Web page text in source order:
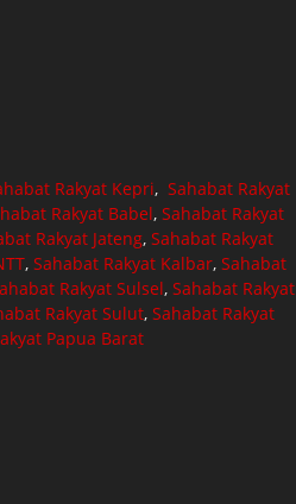
Rakyat Kepri, Sahabat Rakyat
Rakyat Babel,Sahabat Rakyat
Rakyat Jateng, Sahabat Rakyat
, Sahabat Rakyat Kalbar, Sahabat
Rakyat Sulsel, Sahabat Rakyat
Rakyat Sulut, Sahabat Rakyat
Papua Barat